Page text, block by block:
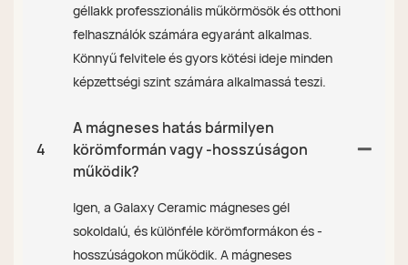
géllakk professzionális műkörmösök és otthoni
felhasználók számára egyaránt alkalmas.
Könnyű felvitele és gyors kötési ideje minden
képzettségi szint számára alkalmassá teszi.
4
A mágneses hatás bármilyen
körömformán vagy -hosszúságon
működik?
Igen, a Galaxy Ceramic mágneses gél
sokoldalú, és különféle körömformákon és -
hosszúságokon működik. A mágneses